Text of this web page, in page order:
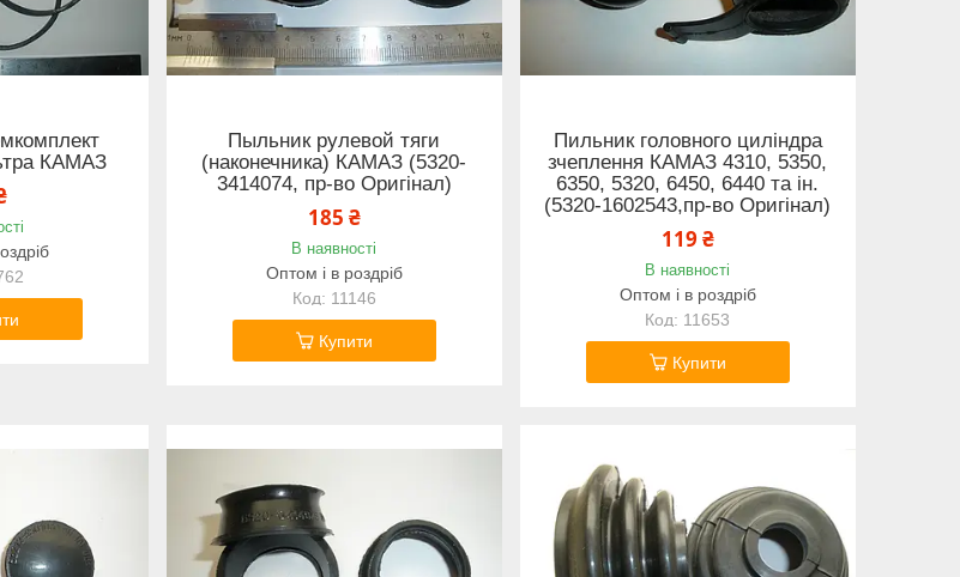
КАМАЗ
Пыльник рулевой тяги
(наконечника) КАМАЗ (5320-
3414074, пр-во Оригінал)
185 ₴
В наявності
Оптом і в роздріб
11146
Купити
Пильник головного циліндра
зчеплення КАМАЗ 4310, 5350,
6350, 5320, 6450, 6440 та ін.
(5320-1602543,пр-во Оригінал)
119 ₴
В наявності
Оптом і в роздріб
11653
Купити